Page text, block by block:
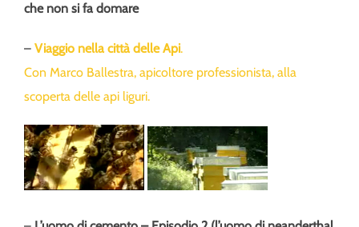
che non si fa domare
– Viaggio nella città delle Api.
Con Marco Ballestra, apicoltore professionista, alla
scoperta delle api liguri.